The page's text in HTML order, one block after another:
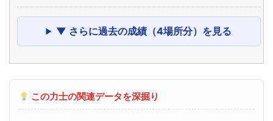
▼ さらに過去の成績（4場所分）を見る
この力士の関連データを深掘り